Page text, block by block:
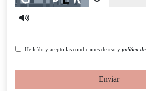
He leído y acepto las condiciones de uso y política
Enviar